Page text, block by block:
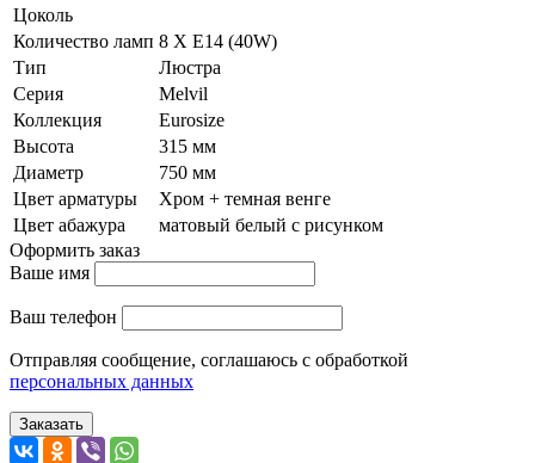
Цоколь
Количество ламп 8 Х E14 (40W)
Тип
Люстра
Серия
Melvil
Коллекция
Eurosize
Высота
315 мм
Диаметр
750 мм
Цвет арматуры
Хром + темная венге
Цвет абажура
матовый белый с рисунком
Оформить заказ
Ваше имя
Ваш телефон
Отправляя сообщение, соглашаюсь с обработкой
персональных данных
Заказать